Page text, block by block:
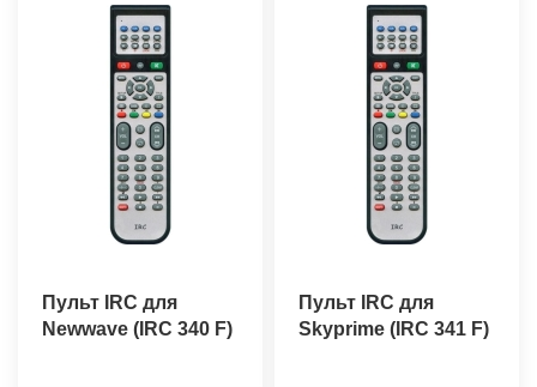
Пульт IRC для
Newwave (IRC 340 F)
Пульт IRC для
Skyprime (IRC 341 F)